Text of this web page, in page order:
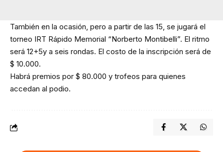
También en la ocasión, pero a partir de las 15, se jugará el
torneo IRT Rápido Memorial “Norberto Montibelli”. El ritmo
será 12+5y a seis rondas. El costo de la inscripción será de
$ 10.000.
Habrá premios por $ 80.000 y trofeos para quienes
accedan al podio.